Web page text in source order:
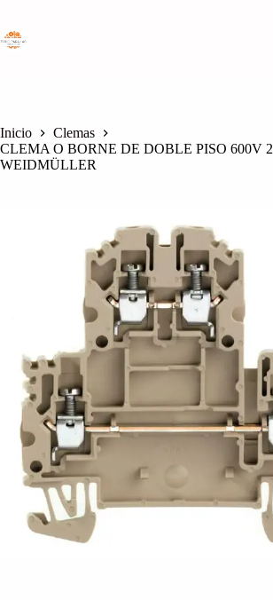
contenido
Inicio
Clemas
CLEMA O BORNE DE DOBLE PISO 600V
WEIDMÜLLER